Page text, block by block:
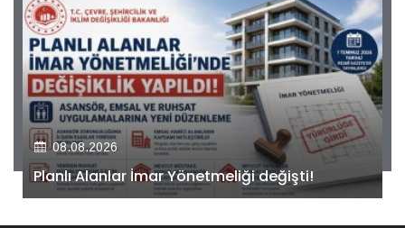
08.08.2026
Kiler GYO’dan Pendik Dolayoba projesiyle ilgili
önemli adım!